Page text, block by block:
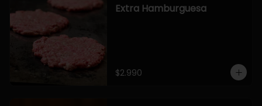
Extra Hamburguesa
$2.990